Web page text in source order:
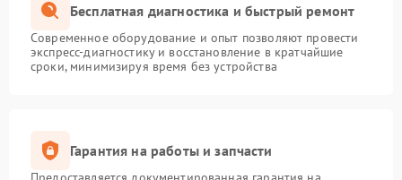
Бесплатная диагностика и быстрый ремонт
Современное оборудование и опыт позволяют провести
экспресс-диагностику и восстановление в кратчайшие
сроки, минимизируя время без устройства
Гарантия на работы и запчасти